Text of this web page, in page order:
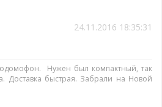
24.11.2016 18:35:31
Нужен был компактный, так
Доставка быстрая. Забрали на Новой